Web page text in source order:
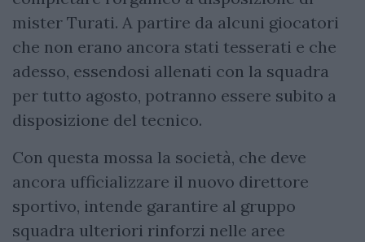
mister Turati. A partire da alcuni giocatori
che non erano ancora stati tesserati e che
adesso, essendosi allenati con la squadra
per tutto agosto, potranno essere subito a
disposizione del tecnico.
Con questa mossa la società, che deve
ancora ufficializzare il nuovo direttore
sportivo, intende garantire al gruppo
squadra ulteriori rinforzi nelle aree